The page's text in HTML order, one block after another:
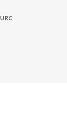
- Service